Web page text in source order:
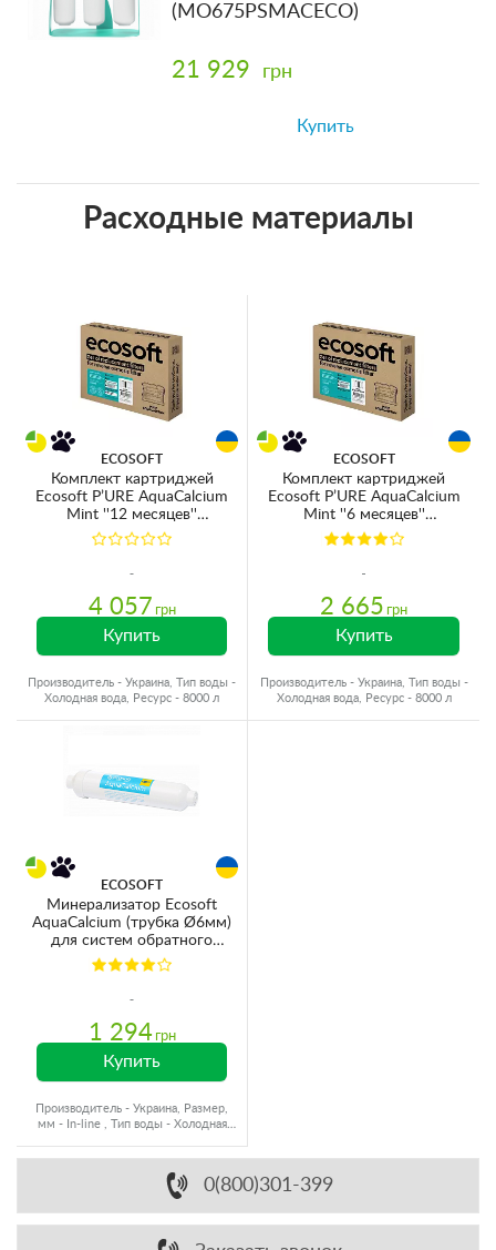
(MO675PSMACECO)
21 929 грн
Купить
Расходные материалы
ECOSOFT
Комплект картриджей
Ecosoft P’URE AquaCalcium
Mint ''12 месяцев''
CHV6PUREMAC
4 057 грн
Купить
Производитель - Украина, Тип воды -
Холодная вода, Ресурс - 8000 л
ECOSOFT
Комплект картриджей
Ecosoft P’URE AquaCalcium
Mint ''6 месяцев''
(CHV5PUREMAC)
2 665 грн
Купить
Производитель - Украина, Тип воды -
Холодная вода, Ресурс - 8000 л
ECOSOFT
Минерализатор Ecosoft
AquaCalcium (трубка Ø6мм)
для систем обратного
осмоса Pure Aquacalcium
(PD2010MACPURE)
1 294 грн
Купить
Производитель - Украина, Размер,
мм - In-line , Тип воды - Холодная
0(800)301-399